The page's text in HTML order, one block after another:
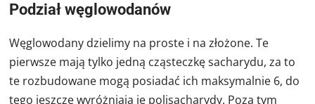
Podział węglowodanów
Węglowodany dzielimy na proste i na złożone. Te
pierwsze mają tylko jedną cząsteczkę sacharydu, za to
te rozbudowane mogą posiadać ich maksymalnie 6, do
tego jeszcze wyróżniają je polisacharydy. Poza tym